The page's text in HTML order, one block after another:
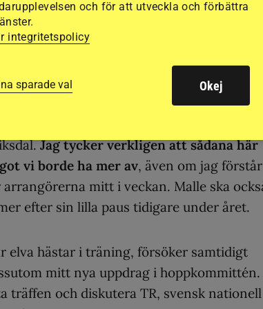
även Malle som är på väg tillbaka
skönt och roligt att se. Singoalla
gjorde en fin start i 1,20, i den andra
att utgå och hoppade idag en mindre
lätt.
Jag tycker verkligen att sådana här
vi borde ha mer av, även om jag förstår
mitt i veckan. Malle ska
efter sin lilla paus tidigare under året.
elva hästar i träning, försöker samtidigt
mitt nya uppdrag i hoppkommittén.
träffen och diskutera TR, svensk nationell
och för att utveckla och förbättra
integritetspolicy
sparade val Okej